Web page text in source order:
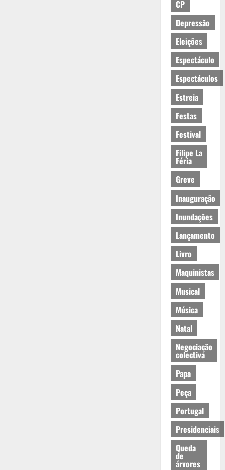
CP
Depressão
Eleições
Espectáculo
Espectáculos
Estreia
Festas
Festival
Filipe La
Féria
Greve
Inauguração
Inundações
Lançamento
Livro
Maquinistas
Musical
Música
Natal
Negociação
colectiva
Papa
Peça
Portugal
Presidenciais
Queda
de
árvores